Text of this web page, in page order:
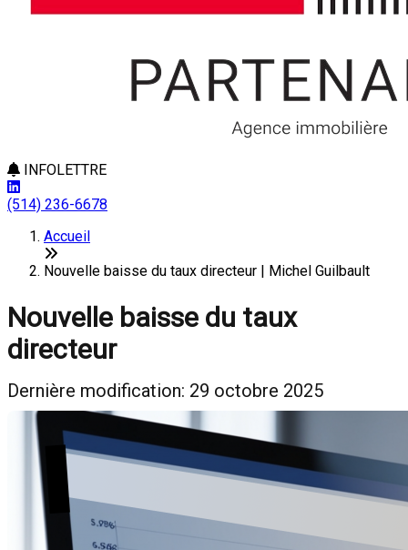
INFOLETTRE
(514) 236-6678
Accueil
Nouvelle baisse du taux directeur | Michel Guilbault
Nouvelle baisse du taux
directeur
Dernière modification: 29 octobre 2025